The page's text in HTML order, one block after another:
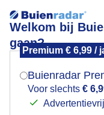
Welkom bij
gaan?
Premium € 6,99 /
Buienradar
Voor slechts €
Bui in de verte op
Mogen we je